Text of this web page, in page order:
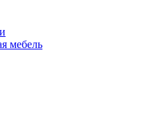
мебель